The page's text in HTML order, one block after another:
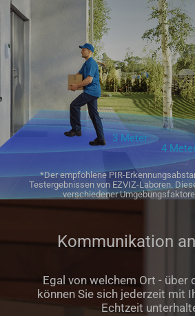
*Der empfohlene PIR-
Testergebnissen von EZVIZ-Laboren.
verschiedener
3 Meter
4
Kommunikation
Egal von welchem Ort - über
können Sie sich jederzeit mit
Echtzeit